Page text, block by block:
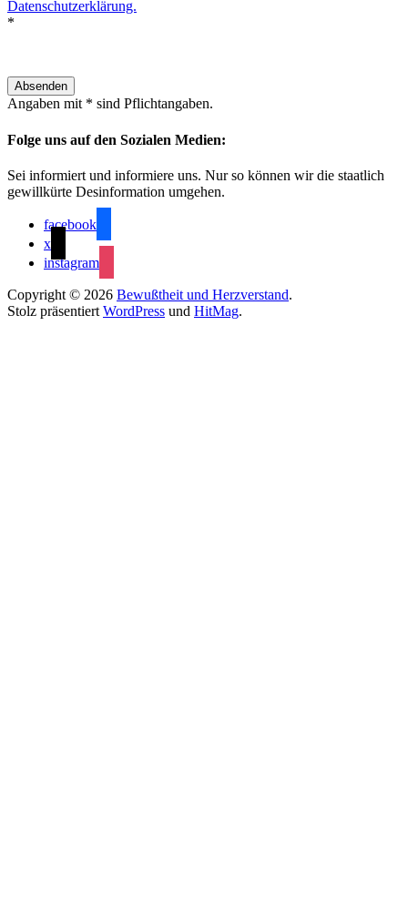
Datenschutzerklärung.
*
Angaben mit * sind Pflichtangaben.
Folge uns auf den Sozialen Medien:
Sei informiert und informiere uns. Nur so können wir die staatlich
gewillkürte Desinformation umgehen.
facebook
x
instagram
Copyright © 2026 Bewußtheit und Herzverstand.
Stolz präsentiert WordPress und HitMag.